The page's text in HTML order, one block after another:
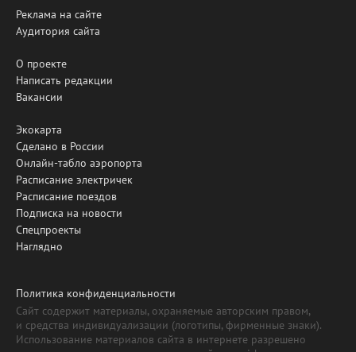
Реклама на сайте
Аудитория сайта
О проекте
Написать редакции
Вакансии
Экокарта
Сделано в России
Онлайн-табло аэропорта
Расписание электричек
Расписание поездов
Подписка на новости
Спецпроекты
Наглядно
Политика конфиденциальности
Сайт содержит материалы, охраняемые авторским правом,
и средства индивидуализации (логотипы, фирменные знаки).
Использование материалов сайта в интернете разрешено